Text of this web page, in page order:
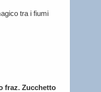
tra i fiumi
fraz. Zucchetto